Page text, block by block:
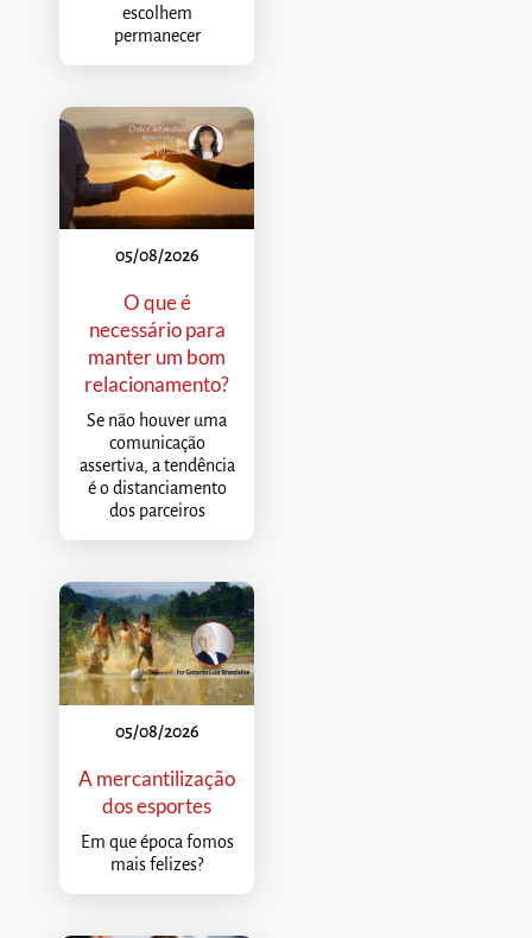
escolhem
permanecer
05/08/2026
O que é
necessário para
manter um bom
relacionamento?
Se não houver uma
comunicação
assertiva, a tendência
é o distanciamento
dos parceiros
05/08/2026
A mercantilização
dos esportes
Em que época fomos
mais felizes?